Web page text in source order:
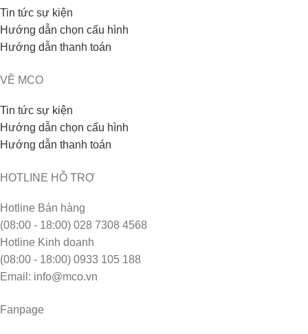
Tin tức sự kiện
Hướng dẫn chọn cấu hình
Hướng dẫn thanh toán
VỀ MCO
Tin tức sự kiện
Hướng dẫn chọn cấu hình
Hướng dẫn thanh toán
HOTLINE HỖ TRỢ
Hotline Bán hàng
(08:00 - 18:00) 028 7308 4568
Hotline Kinh doanh
(08:00 - 18:00) 0933 105 188
Email: info@mco.vn
Fanpage